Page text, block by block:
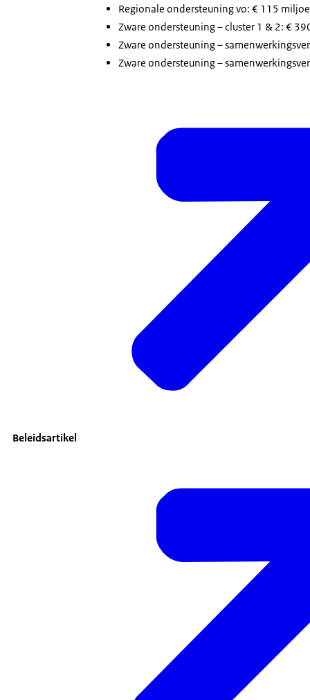
Regionale ondersteuning vo: € 115
Zware ondersteuning – cluster 1 & 2: €
Zware ondersteuning –
Zware ondersteuning –
Beleidsartikel